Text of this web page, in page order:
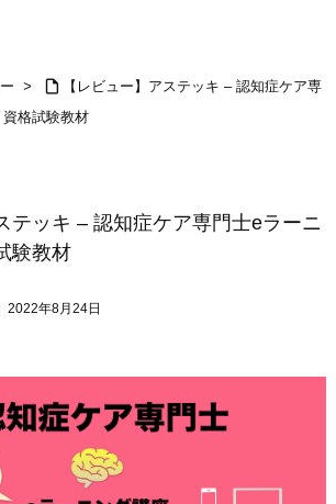
> 
【レビュー】アステッキ – 認知症ケア専
格試験教材
テッキ – 認知症ケア専門士eラーニ
験教材
2022年8月24日